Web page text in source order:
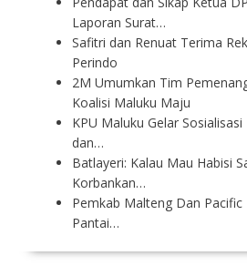
Laporan Surat…
Safitri dan Renuat Terima
Perindo
2M Umumkan Tim
Koalisi Maluku Maju
KPU Maluku Gelar
dan…
Batlayeri: Kalau Mau Habisi
Korbankan…
Pemkab Malteng Dan Pacific
Pantai…